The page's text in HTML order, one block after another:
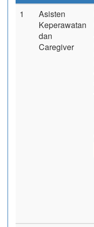
1
Asisten
Keperawatan
dan
Caregiver